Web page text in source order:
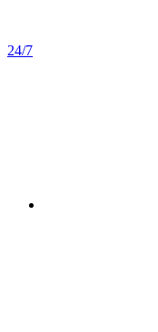
24/7